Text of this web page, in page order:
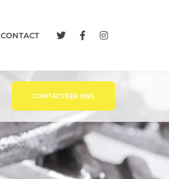
CONTACT
CONTACTEER ONS